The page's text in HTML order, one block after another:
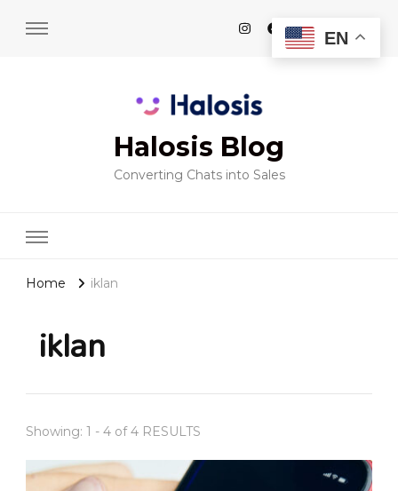
Halosis Blog
Converting Chats into Sales
Home iklan
iklan
Showing: 1 - 4 of 4 RESULTS
EN